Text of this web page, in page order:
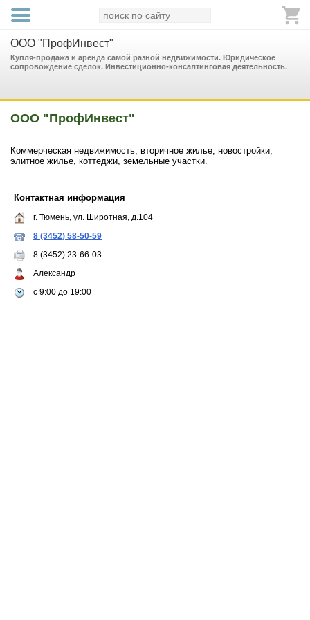
ООО "ПрофИнвест"
Купля-продажа и аренда самой разной недвижимости. Юридическое
сопровождение сделок. Инвестиционно-консалтинговая деятельность.
ООО "ПрофИнвест"
Коммерческая недвижимость, вторичное жилье, новостройки,
элитное жилье, коттеджи, земельные участки.
Контактная информация
г. Тюмень, ул. Широтная, д.104
8 (3452) 58-50-59
8 (3452) 23-66-03
Александр
с 9:00 до 19:00